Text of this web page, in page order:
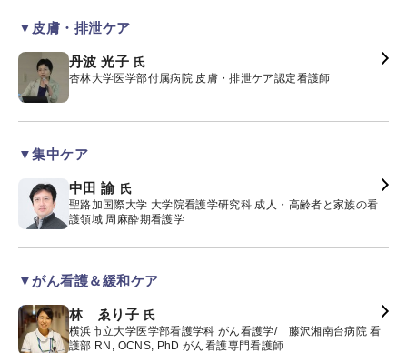
▼皮膚・排泄ケア
丹波 光子 氏
杏林大学医学部付属病院 皮膚・排泄ケア認定看護師
▼集中ケア
中田 諭 氏
聖路加国際大学 大学院看護学研究科 成人・高齢者と家族の看
護領域 周麻酔期看護学
▼がん看護＆緩和ケア
林 ゑり子 氏
横浜市立大学医学部看護学科 がん看護学/ 藤沢湘南台病院 看
護部 RN, OCNS, PhD がん看護専門看護師